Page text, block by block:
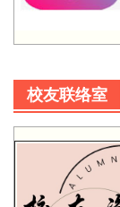
校友联络室